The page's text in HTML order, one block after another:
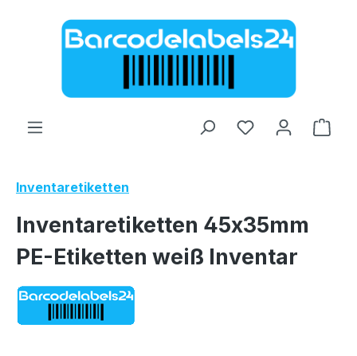
Zum Hauptinhalt springen
Inventaretiketten
Inventaretiketten 45x35mm
PE-Etiketten weiß Inventar